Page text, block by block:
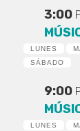
3:00
LUNES
SÁBADO
9:00
LUNES